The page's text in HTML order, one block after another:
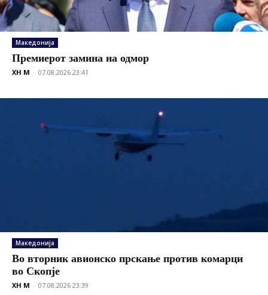
Македонија
Премиерот замина на одмор
XH M - 07.08.2026 23:41
Македонија
Во вторник авионско прскање против комарци
во Скопје
XH M - 07.08.2026 23:39